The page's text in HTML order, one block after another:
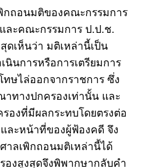
กถอนมติของคณะกรรมการ
ละคณะกรรมการ ป.ป.ช.
ดเห็นว่า มติเหล่านี้เป็น
นินการหรือการเตรียมการ
ทษไล่ออกจากราชการ ซึ่ง
าทางปกครองเท่านั้น และ
องที่มีผลกระทบโดยตรงต่อ
ละหน้าที่ของผู้ฟ้องคดี จึง
ลเพิกถอนมติเหล่านี้ได้
องสูงสุดจึงพิพากษากลับคำ